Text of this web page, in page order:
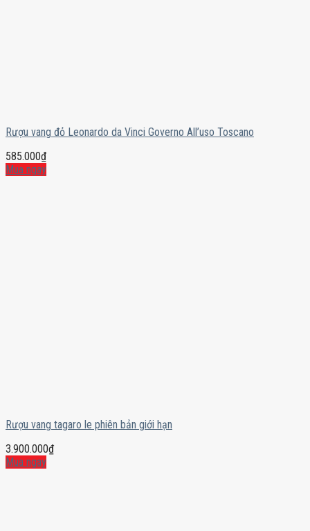
Rượu vang đỏ Leonardo da Vinci Governo All’uso Toscano
585.000₫
Mua ngay
Rượu vang tagaro le phiên bản giới hạn
3.900.000₫
Mua ngay